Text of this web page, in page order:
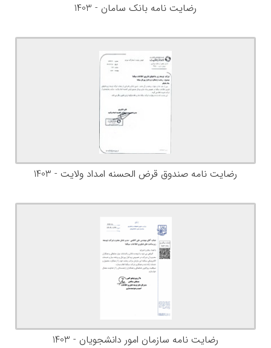
رضایت نامه بانک سامان - 1403
رضایت نامه صندوق قرض الحسنه امداد ولایت - 1403
رضایت نامه سازمان امور دانشجویان - 1403